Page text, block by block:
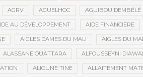
AGRV AGUELHOC AGUIBOU DEMBÉLÉ
AU DÉVELOPPEMENT AIDE FINANCIÈRE
AIGLES DAMES DU MALI AIGLES DU
ALASSANE OUATTARA ALFOUSSEYNI
ALIOUNE TINE ALLAITEMENT